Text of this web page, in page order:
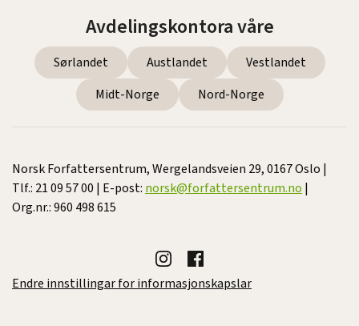
Avdelingskontora våre
Sørlandet Austlandet
Vestlandet
Midt-Norge
Nord-Norge
Norsk Forfattersentrum, Wergelandsveien 29, 0167 Oslo |
Tlf.: 21 09 57 00 | E-post: norsk@forfattersentrum.no |
Org.nr.: 960 498 615
Endre innstillingar for informasjonskapslar